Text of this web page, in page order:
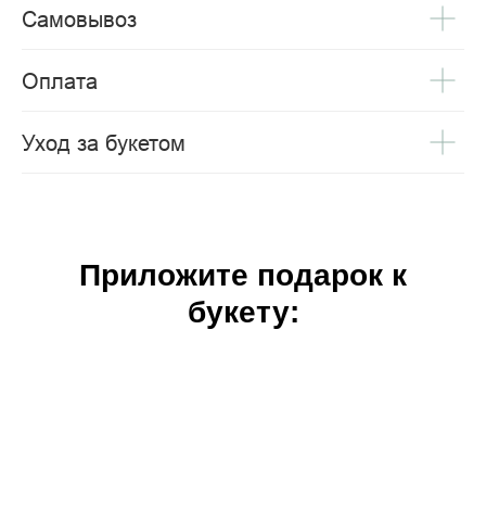
Самовывоз
Оплата
Уход за букетом
Приложите подарок к
букету: